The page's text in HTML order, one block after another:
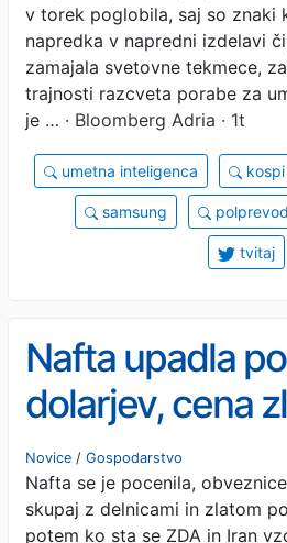
v torek poglobila, saj so znaki
napredka v napredni izdelavi
zamajala svetovne tekmece,
trajnosti razcveta porabe za
je … · Bloomberg Adria · 1t
umetna inteligenca kospi
samsung
tvitaj
Nafta upadla
dolarjev, cena
narašča
Novice / Gospodarstvo
Nafta se je pocenila,
skupaj z delnicami in zlatom
potem ko sta se ZDA in Iran